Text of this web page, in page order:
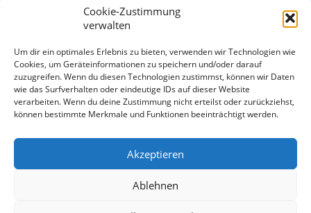
Cookie-Zustimmung
verwalten
Um dir ein optimales Erlebnis zu bieten, verwenden wir Technologien wie
Cookies, um Geräteinformationen zu speichern und/oder darauf
zuzugreifen. Wenn du diesen Technologien zustimmst, können wir Daten
wie das Surfverhalten oder eindeutige IDs auf dieser Website
verarbeiten. Wenn du deine Zustimmung nicht erteilst oder zurückziehst,
können bestimmte Merkmale und Funktionen beeinträchtigt werden.
Akzeptieren
Ablehnen
Datenschutzerklärung.
Datenschutz
Cookie-Richtlinie (EU)
Impressum